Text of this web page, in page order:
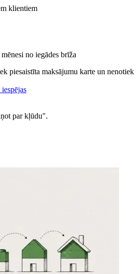
klientiem
no iegādes brīža
piesaistīta maksājumu karte un nenotiek
par kļūdu".